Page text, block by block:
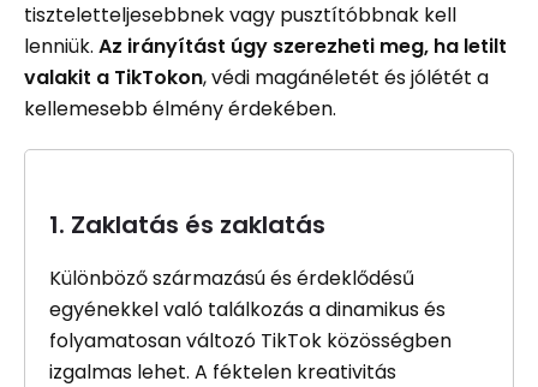
tiszteletteljesebbnek vagy pusztítóbbnak kell
lenniük. Az irányítást úgy szerezheti meg, ha letilt
valakit a TikTokon, védi magánéletét és jólétét a
kellemesebb élmény érdekében.
1. Zaklatás és zaklatás
Különböző származású és érdeklődésű
egyénekkel való találkozás a dinamikus és
folyamatosan változó TikTok közösségben
izgalmas lehet. A féktelen kreativitás